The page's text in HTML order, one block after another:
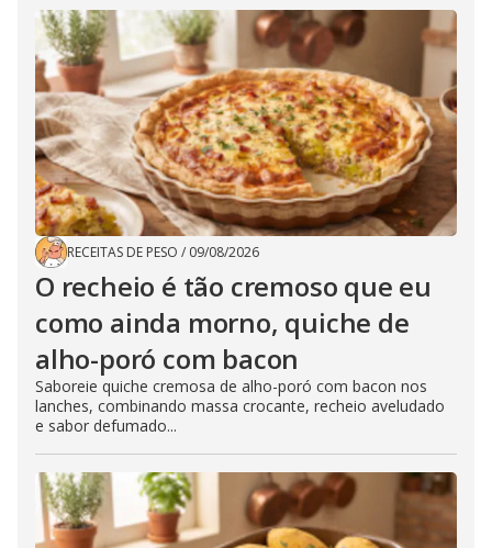
RECEITAS DE PESO / 09/08/2026
O recheio é tão cremoso que eu
como ainda morno, quiche de
alho-poró com bacon
Saboreie quiche cremosa de alho-poró com bacon nos
lanches, combinando massa crocante, recheio aveludado
e sabor defumado...